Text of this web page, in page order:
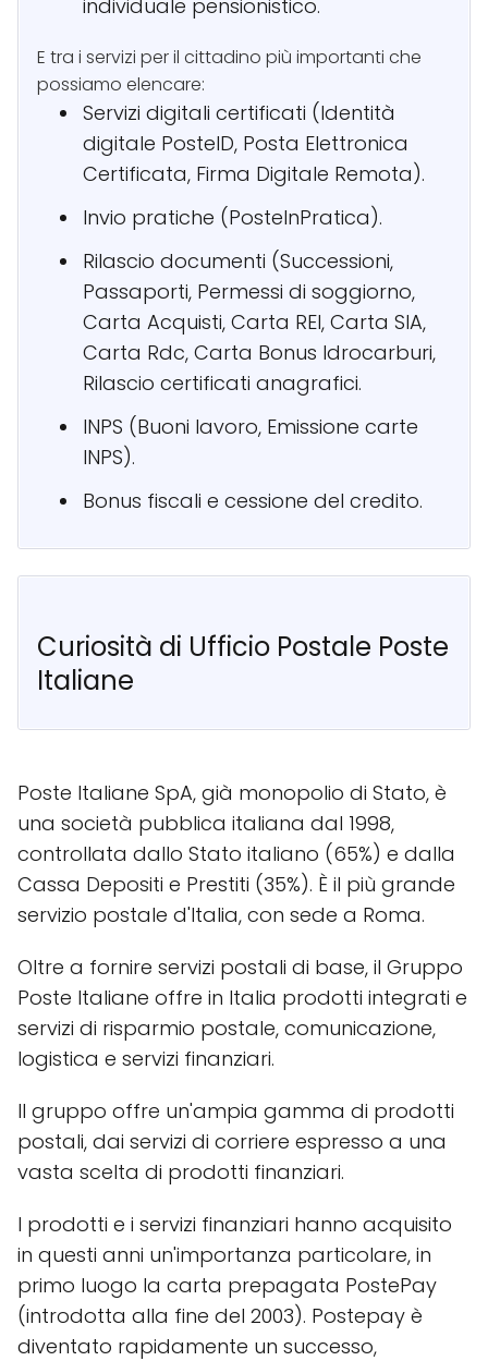
individuale pensionistico.
E tra i servizi per il cittadino più importanti che
possiamo elencare:
Servizi digitali certificati (Identità
digitale PosteID, Posta Elettronica
Certificata, Firma Digitale Remota).
Invio pratiche (PosteInPratica).
Rilascio documenti (Successioni,
Passaporti, Permessi di soggiorno,
Carta Acquisti, Carta REI, Carta SIA,
Carta Rdc, Carta Bonus Idrocarburi,
Rilascio certificati anagrafici.
INPS (Buoni lavoro, Emissione carte
INPS).
Bonus fiscali e cessione del credito.
Curiosità di Ufficio Postale Poste
Italiane
Poste Italiane SpA, già monopolio di Stato, è
una società pubblica italiana dal 1998,
controllata dallo Stato italiano (65%) e dalla
Cassa Depositi e Prestiti (35%). È il più grande
servizio postale d'Italia, con sede a Roma.
Oltre a fornire servizi postali di base, il Gruppo
Poste Italiane offre in Italia prodotti integrati e
servizi di risparmio postale, comunicazione,
logistica e servizi finanziari.
Il gruppo offre un'ampia gamma di prodotti
postali, dai servizi di corriere espresso a una
vasta scelta di prodotti finanziari.
I prodotti e i servizi finanziari hanno acquisito
in questi anni un'importanza particolare, in
primo luogo la carta prepagata PostePay
(introdotta alla fine del 2003). Postepay è
diventato rapidamente un successo,